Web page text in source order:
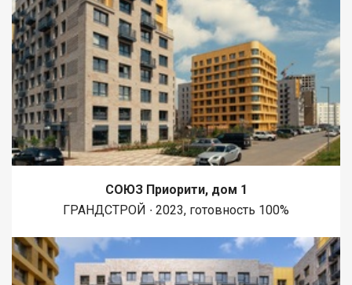
СОЮЗ Приорити, дом 1
ГРАНДСТРОЙ ∙ 2023, готовность 100%